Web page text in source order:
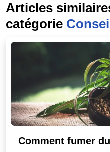
Articles
catégorie
Comment fumer